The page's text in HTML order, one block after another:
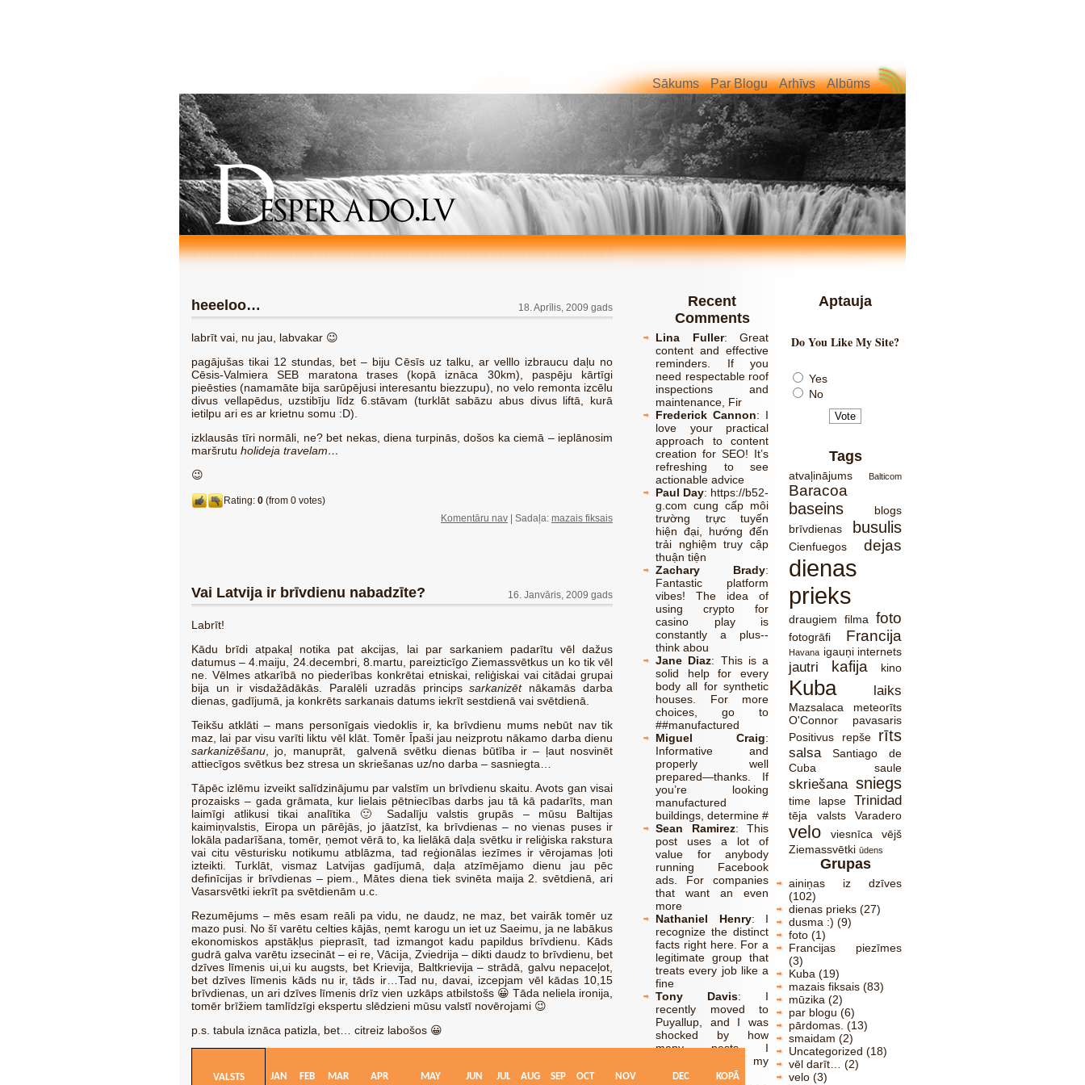
Sākums Par Blogu Arhīvs Albūms
heeeloo… 18. Aprīlis, 2009 gads
labrīt vai, nu jau, labvakar 😉
pagājušas tikai 12 stundas, bet – biju Cēsīs uz talku, ar velllo izbraucu daļu no
Cēsis-Valmiera SEB maratona trases (kopā iznāca 30km), paspēju kārtīgi
pieēsties (namamāte bija sarūpējusi interesantu biezzupu), no velo remonta izcēlu
divus vellapēdus, uzstibīju līdz 6.stāvam (turklāt sabāzu abus divus liftā, kurā
ietilpu ari es ar krietnu somu :D).
izklausās tīri normāli, ne? bet nekas, diena turpinās, došos ka ciemā – ieplānosim
maršrutu holideja travelam…
😉
Rating: 0 (from 0 votes)
Komentāru nav | Sadaļa: mazais fiksais
Vai Latvija ir brīvdienu nabadzīte? 16. Janvāris, 2009 gads
Labrīt!
Kādu brīdi atpakaļ notika pat akcijas, lai par sarkaniem padarītu vēl dažus
datumus – 4.maiju, 24.decembri, 8.martu, pareizticīgo Ziemassvētkus un ko tik vēl
ne. Vēlmes atkarībā no piederības konkrētai etniskai, reliģiskai vai citādai grupai
bija un ir visdažādākās. Paralēli uzradās principssarkanizētnākamās darba
dienas, gadījumā, ja konkrēts sarkanais datums iekrīt sestdienā vai svētdienā.
Teikšu atklāti – mans personīgais viedoklis ir, ka brīvdienu mums nebūt nav tik
maz, lai par visu varīti liktu vēl klāt. Tomēr Īpaši jau neizprotu nākamo darba dienu
sarkanizēšanu , jo, manuprāt, galvenā svētku dienas būtība ir – ļaut nosvinēt
attiecīgos svētkus bez stresa un skriešanas uz/no darba – sasniegta…
Tāpēc izlēmu izveikt salīdzinājumu par valstīm un brīvdienu skaitu. Avots gan visai
prozaisks – gada grāmata, kur lielais pētniecības darbs jau tā kā padarīts, man
laimīgi atlikusi tikai analītika 🙂 Sadalīju valstis grupās – mūsu Baltijas
kaimiņvalstis, Eiropa un pārējās, jo jāatzīst, ka brīvdienas – no vienas puses ir
lokāla padarīšana, tomēr, ņemot vērā to, ka lielākā daļa svētku ir reliģiska rakstura
vai citu vēsturisku notikumu atblāzma, tad reģionālas iezīmes ir vērojamas ļoti
izteikti. Turklāt, vismaz Latvijas gadījumā, daļa atzīmējamo dienu jau pēc
definīcijas ir brīvdienas – piem., Mātes diena tiek svinēta maija 2. svētdienā, ari
Vasarsvētki iekrīt pa svētdienām u.c.
Rezumējums – mēs esam reāli pa vidu, ne daudz, ne maz, bet vairāk tomēr uz
mazo pusi. No šī varētu celties kājās, ņemt karogu un iet uz Saeimu, ja ne labākus
ekonomiskos apstākļus pieprasīt, tad izmangot kadu papildus brīvdienu. Kāds
gudrā galva varētu izsecināt – ei re, Vācija, Zviedrija – dikti daudz to brīvdienu, bet
dzīves līmenis ui,ui ku augsts, bet Krievija, Baltkrievija – strādā, galvu nepaceļot,
bet dzīves līmenis kāds nu ir, tāds ir…Tad nu, davai, izcepjam vēl kādas 10,15
brīvdienas, un ari dzīves līmenis drīz vien uzkāps atbilstošs 😀 Tāda neliela ironija,
tomēr brīžiem tamlīdzīgi ekspertu slēdzieni mūsu valstī novērojami 😉
p.s. tabula iznāca patizla, bet… citreiz labošos 😀
VALSTS JAN FEB MAR APR MAY JUN JUL AUG SEP OCT NOV DEC KOPĀ
Recent
Comments
Lina Fuller: Great
content and effective
reminders. If you
need respectable roof
inspections and
maintenance, Fir
Frederick Cannon: I
love your practical
approach to content
creation for SEO! It’s
refreshing to see
actionable advice
Paul Day: https://b52-
g.com cung cấp môi
trường trực tuyến
hiện đại, hướng đến
trải nghiệm truy cập
thuận tiện
Zachary Brady:
Fantastic platform
vibes! The idea of
using crypto for
casino play is
constantly a plus--
think abou
Jane Diaz: This is a
solid help for every
body all for synthetic
houses. For more
choices, go to
##manufactured
Miguel Craig:
Informative and
properly well
prepared—thanks. If
you’re looking
manufactured
buildings, determine #
Sean Ramirez: This
post uses a lot of
value for anybody
running Facebook
ads. For companies
that want an even
more
Nathaniel Henry: I
recognize the distinct
facts right here. For a
legitimate group that
treats every job like a
fine
Tony Davis: I
recently moved to
Puyallup, and I was
shocked by how
many pests I
encountered in my
new home! Afte
Aptauja
Do You Like My Site?
Yes
No
Tags
atvaļinājums Balticom
Baracoa
baseins
blogs
brīvdienas
busulis
Cienfuegos dejas
dienas
prieks
draugiem filma foto
fotogrāfi Francija
Havana igauņi internets
jautri kafija kino
Kuba laiks
Mazsalaca
meteorīts
O'Connor
pavasaris
Positivus
repše rīts
salsa
Santiago de
Cuba
saule
skriešana sniegs
time lapse Trinidad
tēja valsts Varadero
velo viesnīca
vējš
Ziemassvētki ūdens
Grupas
ainiņas iz dzīves
(102)
dienas prieks (27)
dusma :) (9)
foto (1)
Francijas piezīmes
(3)
Kuba (19)
mazais fiksais (83)
mūzika (2)
par blogu (6)
pārdomas. (13)
smaidam (2)
Uncategorized (18)
vēl darīt…
(2)
velo (3)